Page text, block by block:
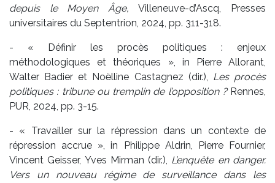
depuis le Moyen Âge,Villeneuve-d’Ascq, Presses
universitaires du Septentrion, 2024, pp. 311-318.
- « Définir les procès politiques : enjeux
méthodologiques et théoriques », in Pierre Allorant,
Walter Badier et Noëlline Castagnez (dir.), Les procès
politiques : tribune ou tremplin de l’opposition ?Rennes,
PUR, 2024, pp. 3-15.
- « Travailler sur la répression dans un contexte de
répression accrue », in Philippe Aldrin, Pierre Fournier,
Vincent Geisser, Yves Mirman (dir.), L’enquête en danger.
Vers un nouveau régime de surveillance dans les